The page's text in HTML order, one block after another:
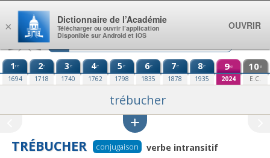
Aller au contenu
1re
1694
2e
1718
3e
1740
4e
1762
5e
1798
6e
1835
7e
1878
8e
1935
9e
2024
10e
E.C.
trébucher
TRÉBUCHER conjugaison verbe intransitif
×
Dictionnaire de l’Académie
Télécharger ou ouvrir l’application
Disponible sur Android et iOS
OUVRIR